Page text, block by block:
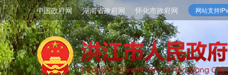
中国政府网 湖南省政府网 怀化市政府网 网站支持